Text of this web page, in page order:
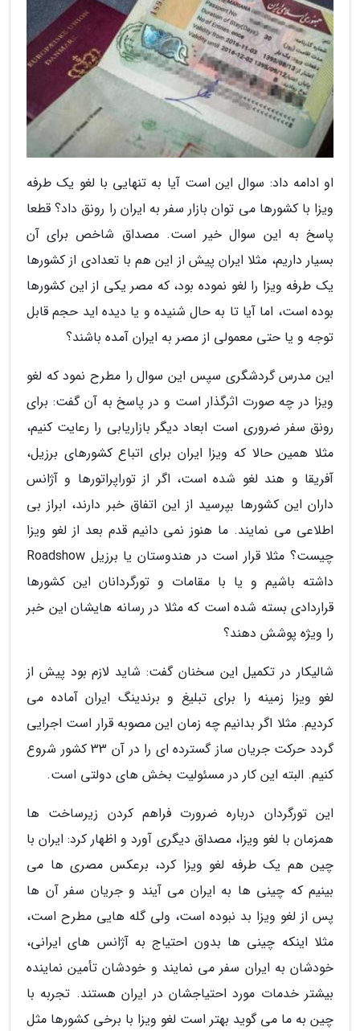
او ادامه داد: سوال این است آیا به تنهایی با لغو یک طرفه
ویزا با کشورها می توان بازار سفر به ایران را رونق داد؟ قطعا
پاسخ به این سوال خیر است. مصداق شاخص برای آن
بسیار داریم، مثلا ایران پیش از این هم با تعدادی از کشورها
یک طرفه ویزا را لغو نموده بود، که مصر یکی از این کشورها
بوده است، اما آیا تا به حال شنیده و یا دیده اید حجم قابل
توجه و یا حتی معمولی از مصر به ایران آمده باشند؟
این مدرس گردشگری سپس این سوال را مطرح نمود که لغو
ویزا در چه صورت اثرگذار است و در پاسخ به آن گفت: برای
رونق سفر ضروری است ابعاد دیگر بازاریابی را رعایت کنیم،
مثلا همین حالا که ویزا ایران برای اتباع کشورهای برزیل،
آفریقا و هند لغو شده است، اگر از توراپراتورها و آژانس
داران این کشورها بپرسید از این اتفاق خبر دارند، ابراز بی
اطلاعی می نمایند. ما هنوز نمی دانیم قدم بعد از لغو ویزا
چیست؟ مثلا قرار است در هندوستان یا برزیل Roadshow
داشته باشیم و یا با مقامات و تورگردانان این کشورها
قراردادی بسته شده است که مثلا در رسانه هایشان این خبر
را ویژه پوشش دهند؟
شالیکار در تکمیل این سخنان گفت: شاید لازم بود پیش از
لغو ویزا زمینه را برای تبلیغ و برندینگ ایران آماده می
کردیم. مثلا اگر بدانیم چه زمان این مصوبه قرار است اجرایی
گردد حرکت جریان ساز گسترده ای را در آن 33 کشور شروع
کنیم. البته این کار در مسئولیت بخش های دولتی است.
این تورگردان درباره ضرورت فراهم کردن زیرساخت ها
همزمان با لغو ویزا، مصداق دیگری آورد و اظهار کرد: ایران با
چین هم یک طرفه لغو ویزا کرد، برعکس مصری ها می
بینیم که چینی ها به ایران می آیند و جریان سفر آن ها
پس از لغو ویزا بد نبوده است، ولی گله هایی مطرح است،
مثلا اینکه چینی ها بدون احتیاج به آژانس های ایرانی،
خودشان به ایران سفر می نمایند و خودشان تأمین نماینده
بیشتر خدمات مورد احتیاجشان در ایران هستند. تجربه با
چین به ما می گوید بهتر است لغو ویزا با برخی کشورها مثل